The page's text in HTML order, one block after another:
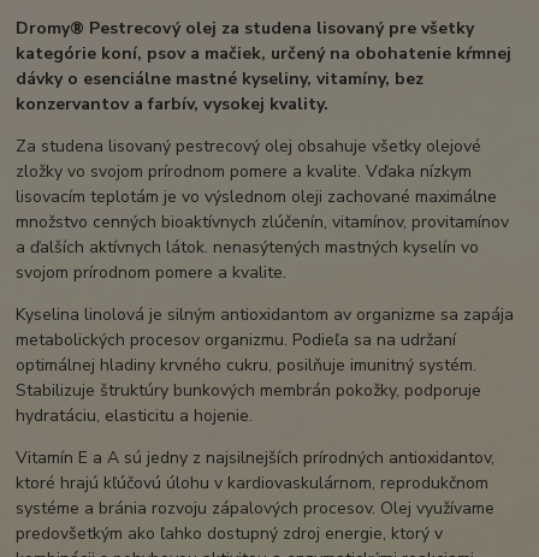
Dromy® Pestrecový olej za studena lisovaný pre všetky
kategórie koní, psov a mačiek, určený na obohatenie kŕmnej
dávky o esenciálne mastné kyseliny, vitamíny, bez
konzervantov a farbív, vysokej kvality.
Za studena lisovaný pestrecový olej obsahuje všetky olejové
zložky vo svojom prírodnom pomere a kvalite. Vďaka nízkym
lisovacím teplotám je vo výslednom oleji zachované maximálne
množstvo cenných bioaktívnych zlúčenín, vitamínov, provitamínov
a ďalších aktívnych látok. nenasýtených mastných kyselín vo
svojom prírodnom pomere a kvalite.
Kyselina linolová je silným antioxidantom av organizme sa zapája
metabolických procesov organizmu. Podieľa sa na udržaní
optimálnej hladiny krvného cukru, posilňuje imunitný systém.
Stabilizuje štruktúry bunkových membrán pokožky, podporuje
hydratáciu, elasticitu a hojenie.
Vitamín E a A sú jedny z najsilnejších prírodných antioxidantov,
ktoré hrajú kľúčovú úlohu v kardiovaskulárnom, reprodukčnom
systéme a bránia rozvoju zápalových procesov. Olej využívame
predovšetkým ako ľahko dostupný zdroj energie, ktorý v